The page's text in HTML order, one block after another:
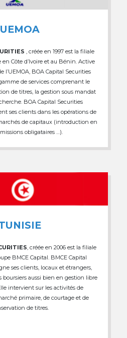
UEMOA
, créée en 1997 est la filiale
en Côte d’Ivoire et au Bénin. Active
l’UEMOA, BOA Capital Securities
de services comprenant le
de titres, la gestion sous mandat
BOA Capital Securities
ses clients dans les opérations de
de capitaux (introduction en
obligataires …).
, créée en 2006 est la filiale
BMCE Capital. BMCE Capital
ses clients, locaux et étrangers,
boursiers aussi bien en gestion libre
intervient sur les activités de
primaire, de courtage et de
de titres.